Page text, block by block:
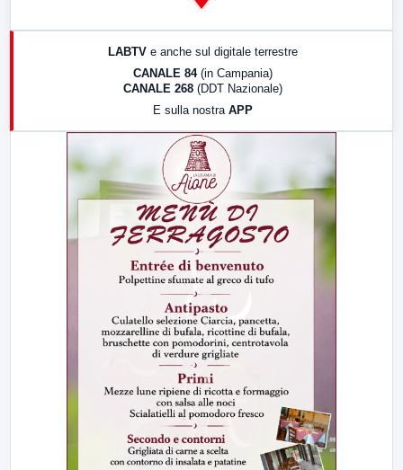
17:00 LabNews (replica)
LABTV e anche sul digitale terrestre
CANALE 84 (in Campania)
CANALE 268 (DDT Nazionale)
E sulla nostra APP